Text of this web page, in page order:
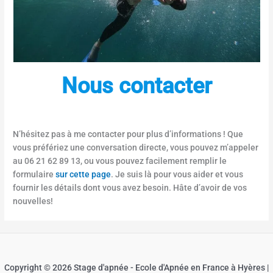
Nous contacter
N’hésitez pas à me contacter pour plus d’informations ! Que
vous préfériez une conversation directe, vous pouvez m’appeler
au 06 21 62 89 13, ou vous pouvez facilement remplir le
formulairesur cette page. Je suis là pour vous aider et vous
fournir les détails dont vous avez besoin. Hâte d’avoir de vos
nouvelles!
Copyright © 2026 Stage d'apnée - Ecole d'Apnée en France à Hyères |